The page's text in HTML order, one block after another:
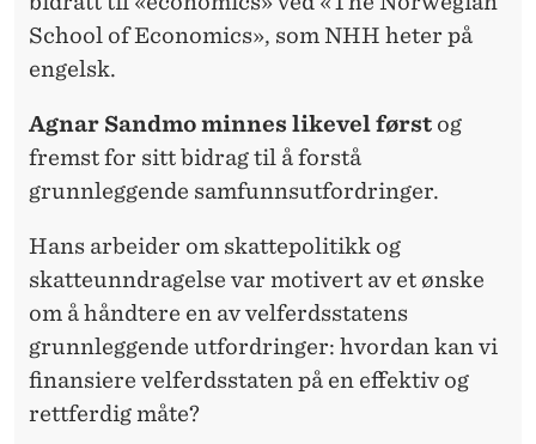
School of Economics», som NHH heter på
engelsk.
Agnar Sandmo minnes likevel først og
fremst for sitt bidrag til å forstå
grunnleggende samfunnsutfordringer.
Hans arbeider om skattepolitikk og
skatteunndragelse var motivert av et ønske
om å håndtere en av velferdsstatens
grunnleggende utfordringer: hvordan kan vi
finansiere velferdsstaten på en effektiv og
rettferdig måte?